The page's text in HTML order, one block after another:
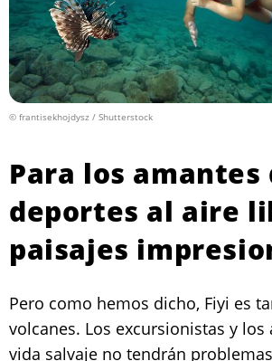
© frantisekhojdysz / Shutterstock
Para los amantes
deportes al aire
paisajes
Pero como hemos dicho, Fiyi es
volcanes. Los excursionistas y los
vida salvaje no tendrán